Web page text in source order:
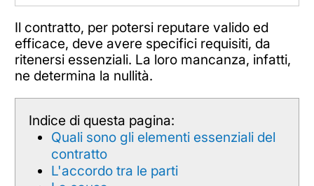
Il contratto, per potersi reputare valido ed
efficace, deve avere specifici requisiti, da
ritenersi essenziali. La loro mancanza, infatti,
ne determina la nullità.
Indice di questa pagina:
Quali sono gli elementi essenziali del
contratto
L'accordo tra le parti